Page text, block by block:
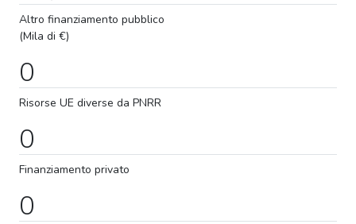
Altro finanziamento pubblico
(Mila di €)
0
Risorse UE diverse da PNRR
0
Finanziamento privato
0